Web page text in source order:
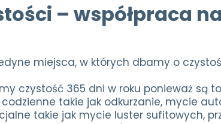
– współpraca
miejsca, w których dbamy o
czystość 365 dni w roku ponieważ są
takie jak odkurzanie, mycie
takie jak mycie luster sufitowych,